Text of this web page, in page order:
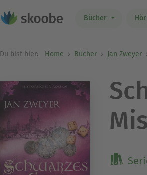
Bücher
Du bist hier: Home Bücher Jan Zweyer